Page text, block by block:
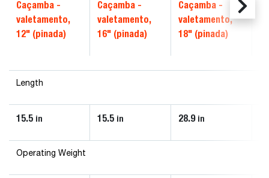
Caçamba -
valetamento,
12" (pinada)
Caçamba -
valetamento,
16" (pinada)
Caçamba -
valetamento,
18" (pinada)
Length
15.5 in 15.5 in 28.9 in
Operating Weight